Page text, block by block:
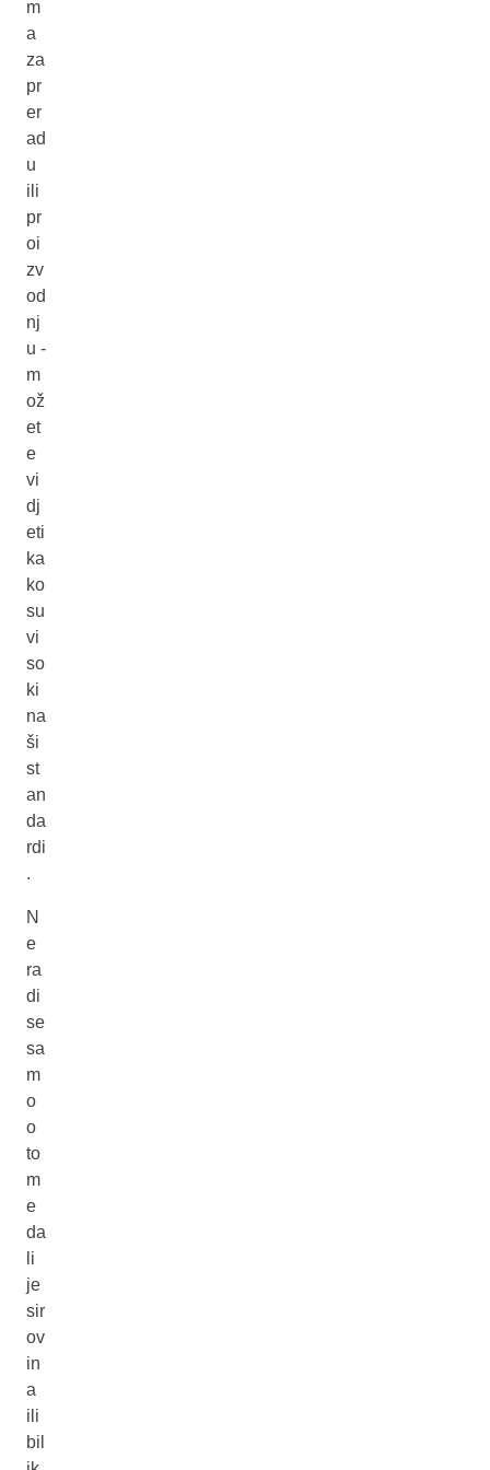
m
a
za
pr
er
ad
u
ili
pr
oi
zv
od
nj
u -
m
ož
et
e
vi
dj
eti
ka
ko
su
vi
so
ki
na
ši
st
an
da
rdi
.
N
e
ra
di
se
sa
m
o
o
to
m
e
da
li
je
sir
ov
in
a
ili
bil